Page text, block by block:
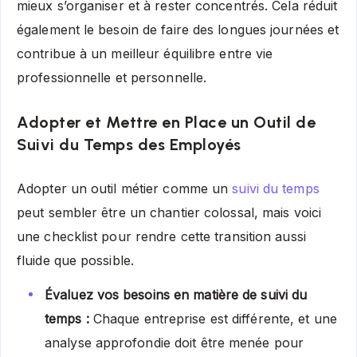
mieux s’organiser et à rester concentrés. Cela réduit
également le besoin de faire des longues journées et
contribue à un meilleur équilibre entre vie
professionnelle et personnelle.
Adopter et Mettre en Place un Outil de
Suivi du Temps des Employés
Adopter un outil métier comme unsuivi du temps
peut sembler être un chantier colossal, mais voici
une checklist pour rendre cette transition aussi
fluide que possible.
Évaluez vos besoins en matière de suivi du
temps :Chaque entreprise est différente, et une
analyse approfondie doit être menée pour